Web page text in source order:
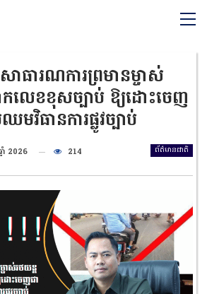
ាធារណការព្រមានម្ចាស់
កលេខខុសច្បាប់ ឱ្យដោះចេញ
មវិធានការផ្លូវច្បាប់
ព័ត៌មានជាតិ
ាំ 2026 214